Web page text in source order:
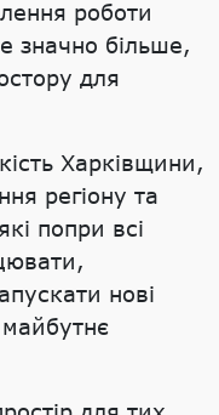
роботи
значно більше,
для
Харківщини,
регіону та
попри всі
нові
майбутнє